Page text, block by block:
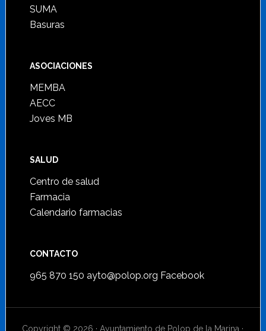
SUMA
Basuras
ASOCIACIONES
MEMBA
AECC
Joves MB
SALUD
Centro de salud
Farmacia
Calendario farmacias
CONTACTO
965 870 150 ayto@polop.org Facebook
Copyright © 2026 · Ayuntamiento de Polop de la Marina ·